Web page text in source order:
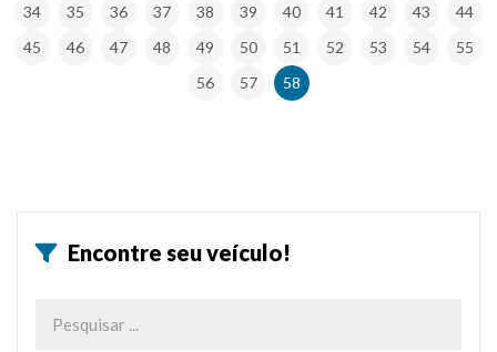
34
35 36 37 38 39 40 41 42 43
44
45
46 47 48 49 50 51 52 53 54
55
56
57 58
Encontre seu veículo!